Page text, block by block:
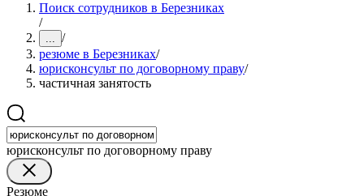
Поиск сотрудников в Березниках
/
... /
резюме в Березниках/
юрисконсульт по договорному праву/
частичная занятость
юрисконсульт по договорному праву
Резюме